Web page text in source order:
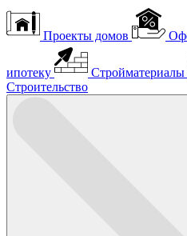
Проекты домов
ипотеку Стройматериалы
Строительство